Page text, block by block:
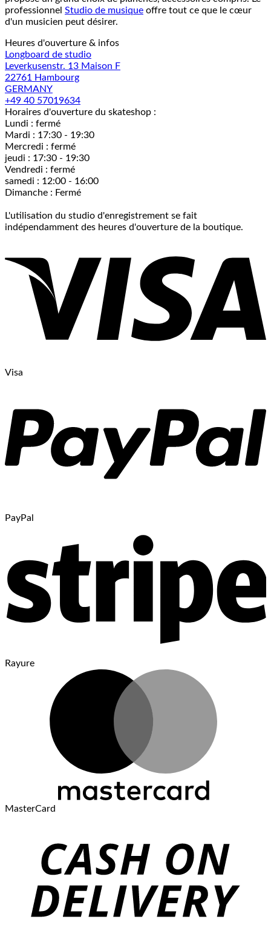
professionnel Studio de musique offre tout ce que le cœur
d'un musicien peut désirer.
Heures d'ouverture & infos
Longboard de studio
Leverkusenstr. 13 Maison F
22761 Hambourg
GERMANY
+49 40 57019634
Horaires d'ouverture du skateshop :
Lundi : fermé
Mardi : 17:30 - 19:30
Mercredi : fermé
jeudi : 17:30 - 19:30
Vendredi : fermé
samedi : 12:00 - 16:00
Dimanche : Fermé
L'utilisation du studio d'enregistrement se fait
indépendamment des heures d'ouverture de la boutique.
Visa
PayPal
Rayure
MasterCard